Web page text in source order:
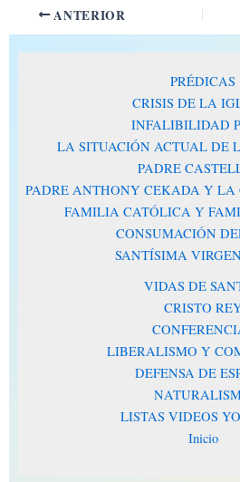
ANTERIOR
PRÉDICAS
CRISIS DE LA
INFALIBILIDAD
LA SITUACIÓN ACTUAL DE
PADRE
PADRE ANTHONY CEKADA Y LA
FAMILIA CATÓLICA Y
CONSUMACIÓN
SANTÍSIMA
VIDAS DE
CRISTO
LIBERALISMO Y
DEFENSA DE
LISTAS VIDEOS
Inicio